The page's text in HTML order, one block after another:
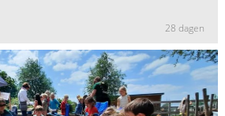
28 dagen